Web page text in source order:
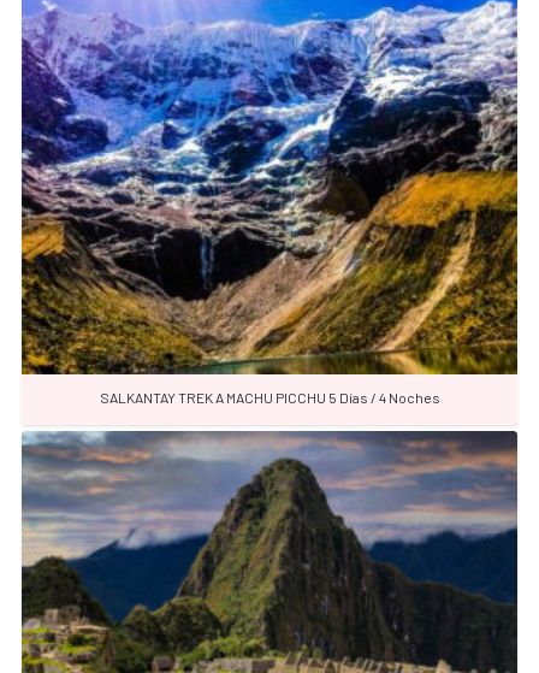
SALKANTAY TREK A MACHU PICCHU 5 Días / 4 Noches